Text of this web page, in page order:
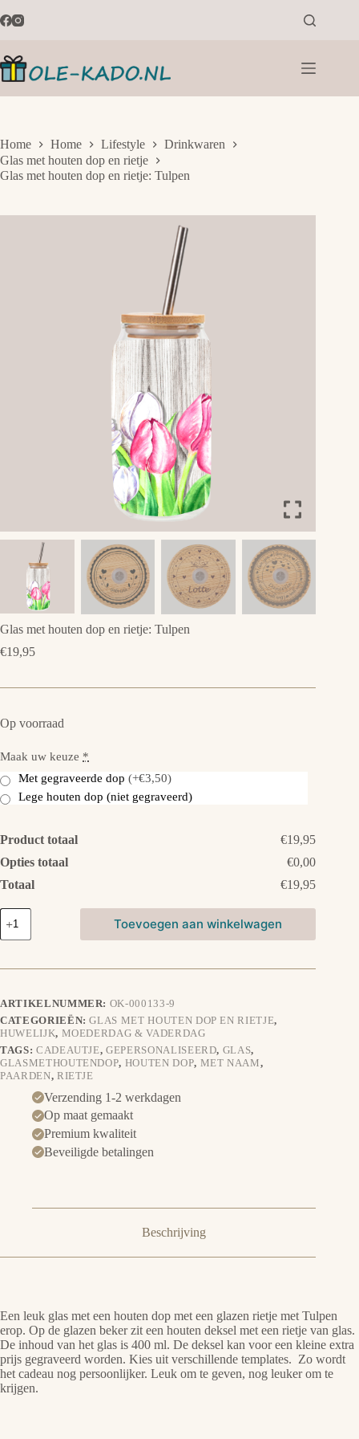
naar
Home Home Lifestyle
Drinkwaren
Glas met houten dop en rietje
Glas met houten dop en rietje: Tulpen
Glas met houten dop en rietje: Tulpen
€19,95
Op voorraad
Maak uw keuze *
Met gegraveerde dop (+€3,50)
Lege houten dop (niet gegraveerd)
Product totaal
€19,95
Opties totaal
€0,00
Totaal
€19,95
Glas
met
houten
en
aantal
Toevoegen aan winkelwagen
ARTIKELNUMMER: OK-000133-9
CATEGORIEËN:GLAS MET HOUTEN DOP EN RIETJE,
HUWELIJK, MOEDERDAG & VADERDAG
TAGS: CADEAUTJE,GEPERSONALISEERD, GLAS,
GLASMETHOUTENDOP, HOUTEN DOP, MET NAAM,
PAARDEN, RIETJE
Verzending 1-2 werkdagen
Op maat gemaakt
Premium kwaliteit
Beveiligde betalingen
Beschrijving
Een leuk glas met een houten dop met een glazen rietje met Tulpen
erop. Op de glazen beker zit een houten deksel met een rietje van glas.
De inhoud van het glas is 400 ml. De deksel kan voor een kleine extra
prijs gegraveerd worden. Kies uit verschillende templates. Zo wordt
het cadeau nog persoonlijker. Leuk om te geven, nog leuker om te
krijgen.